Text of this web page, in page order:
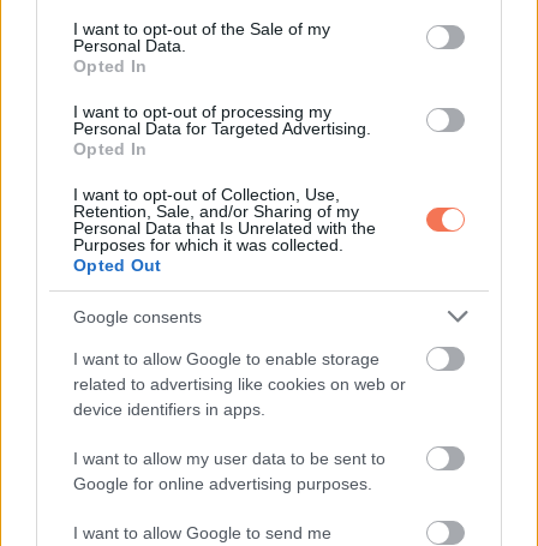
consent section.
I want to opt-out of the Sale of my
Personal Data.
Opted In
I want to opt-out of processing my
Personal Data for Targeted Advertising.
Opted In
I want to opt-out of Collection, Use,
Retention, Sale, and/or Sharing of my
Personal Data that Is Unrelated with the
Purposes for which it was collected.
Opted Out
Google consents
I want to allow Google to enable storage
related to advertising like cookies on web or
device identifiers in apps.
I want to allow my user data to be sent to
Google for online advertising purposes.
I want to allow Google to send me
izgalmassá ezeket a képeket.
Talán éppen ez a lényeg az ilyen személyiségkvízek
inkább nézőpont kérdése, mint valóság.
Az erős embereket gyakran nehéznek tartják.
Lehet, hogy valójában nem is vagy nehéz ember.
Lehet, hogy egyszerűen csak nem akarsz automata
üzemmódban élni.